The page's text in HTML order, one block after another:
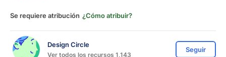
Se requiere atribución ¿Cómo atribuir?
Design Circle
Ver todos los recursos 1,143
Seguir